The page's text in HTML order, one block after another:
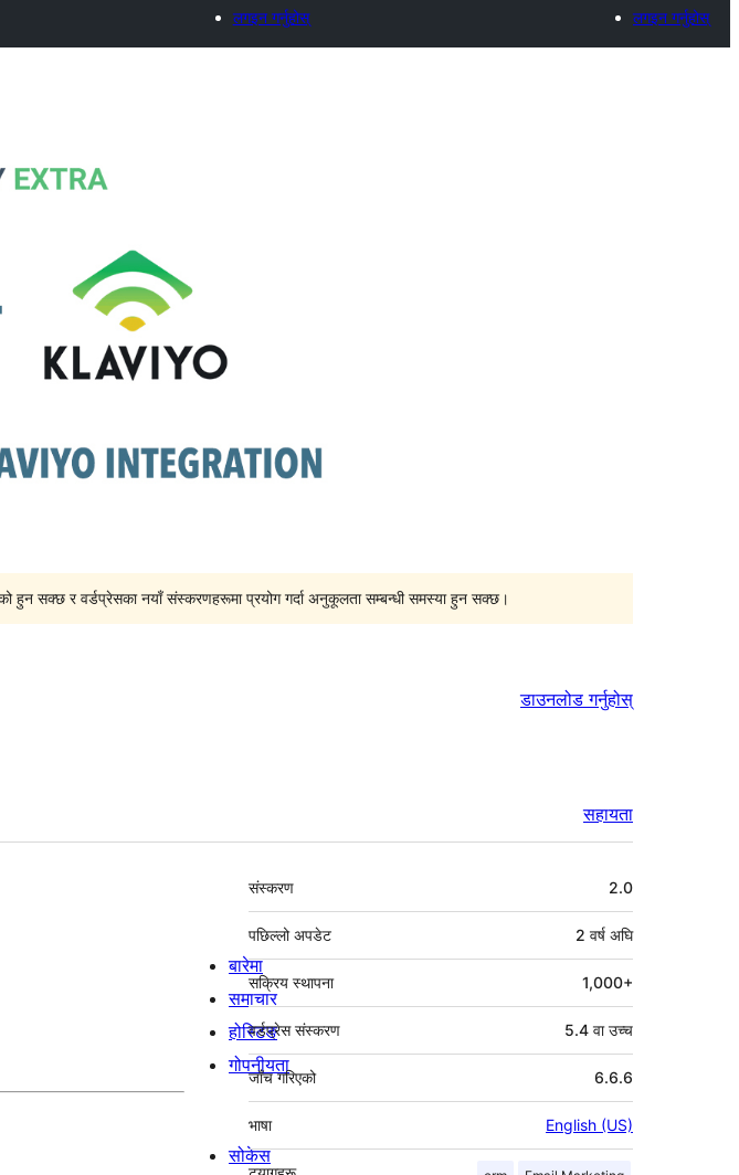
लगइन गर्नुहोस्
लगइन गर्नुहोस्
हुन सक्छ र वर्डप्रेसका नयाँ संस्करणहरूमा प्रयोग गर्दा अनुकूलता सम्बन्धी समस्या हुन सक्छ।
डाउनलोड गर्नुहोस्
सहायता
मेटा
संस्करण 2.0
पछिल्लो अपडेट 2 वर्ष अघि
सक्रिय स्थापना 1,000+
वर्डप्रेस संस्करण 5.4 वा उच्च
जाँच गरिएको 6.6.6
भाषा English (US)
बारेमा
समाचार
होस्टिङ
गोपनीयता
सोकेस